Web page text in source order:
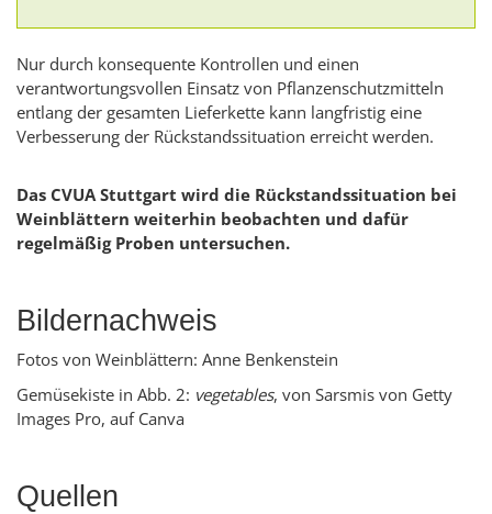
Nur durch konsequente Kontrollen und einen
verantwortungsvollen Einsatz von Pflanzenschutzmitteln
entlang der gesamten Lieferkette kann langfristig eine
Verbesserung der Rückstandssituation erreicht werden.
Das CVUA Stuttgart wird die Rückstandssituation bei
Weinblättern weiterhin beobachten und dafür
regelmäßig Proben untersuchen.
Bildernachweis
Fotos von Weinblättern: Anne Benkenstein
Gemüsekiste in Abb. 2: vegetables, von Sarsmis von Getty
Images Pro, auf Canva
Quellen